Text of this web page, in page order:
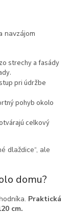
navzájom
strechy a fasády
pri údržbe
pohyb okolo
celkový
dlaždice“, ale
domu?
Praktická
cm.